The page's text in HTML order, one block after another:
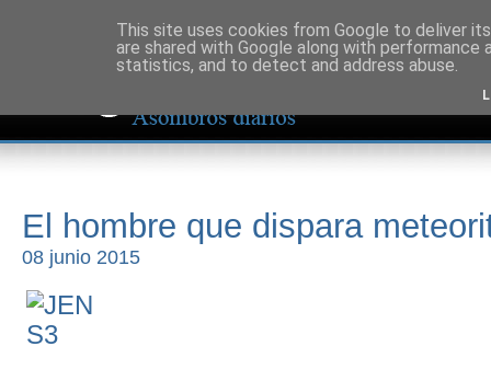
El hombre que dispara
08 junio 2015
This site uses cookies from Google to deliver
are shared with Google along with
statistics, and to detect and address abuse.